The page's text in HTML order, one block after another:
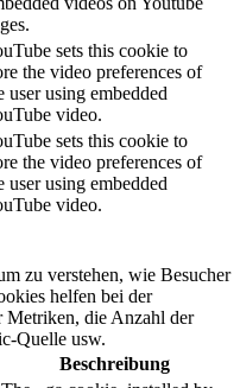
sets this cookie to
the video preferences of
user using embedded
video.
sets this cookie to
the video preferences of
user using embedded
video.
zu verstehen, wie Besucher
helfen bei der
Metriken, die Anzahl der
Quelle usw.
Beschreibung